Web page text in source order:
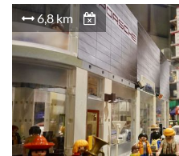
6,8 km